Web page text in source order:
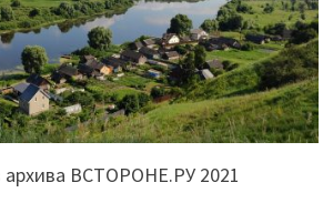
ВСТОРОНЕ.РУ 2021